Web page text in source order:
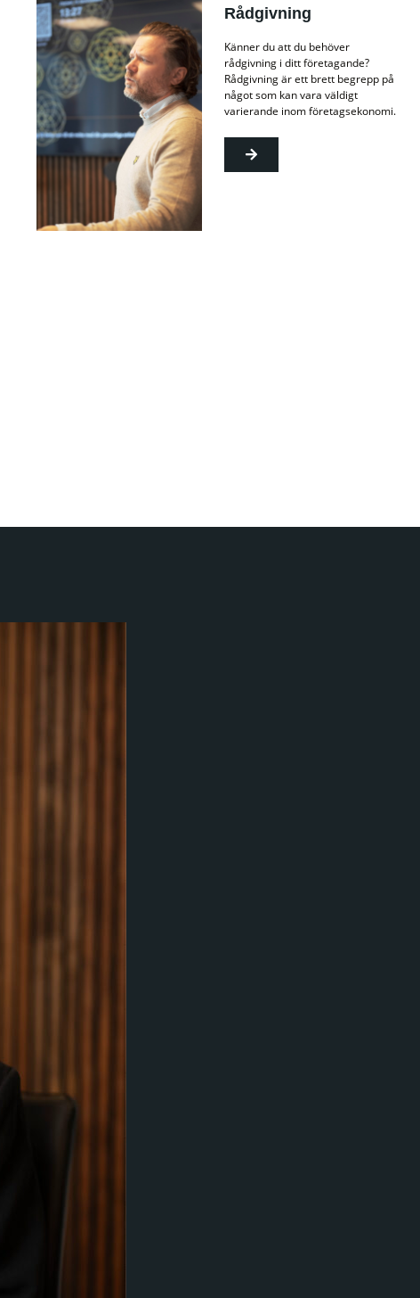
Rådgivning
Känner du att du behöver
rådgivning i ditt företagande?
Rådgivning är ett brett begrepp på
något som kan vara väldigt
varierande inom företagsekonomi.